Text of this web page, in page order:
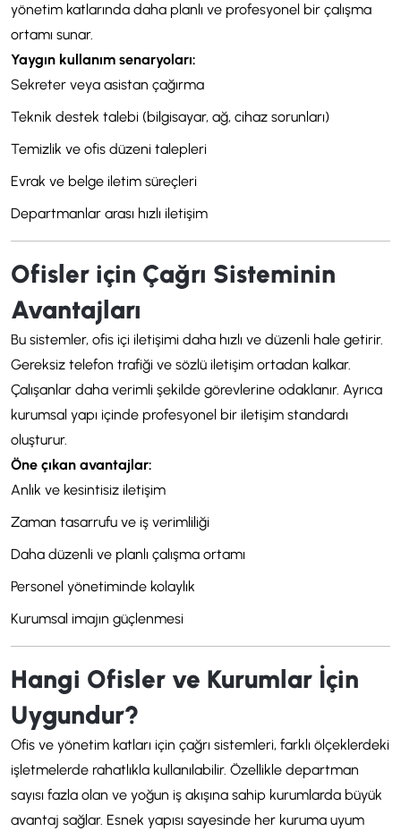
yönetim katlarında daha planlı ve profesyonel bir çalışma
ortamı sunar.
Yaygın kullanım senaryoları:
Sekreter veya asistan çağırma
Teknik destek talebi (bilgisayar, ağ, cihaz sorunları)
Temizlik ve ofis düzeni talepleri
Evrak ve belge iletim süreçleri
Departmanlar arası hızlı iletişim
Ofisler için Çağrı Sisteminin
Avantajları
Bu sistemler, ofis içi iletişimi daha hızlı ve düzenli hale getirir.
Gereksiz telefon trafiği ve sözlü iletişim ortadan kalkar.
Çalışanlar daha verimli şekilde görevlerine odaklanır. Ayrıca
kurumsal yapı içinde profesyonel bir iletişim standardı
oluşturur.
Öne çıkan avantajlar:
Anlık ve kesintisiz iletişim
Zaman tasarrufu ve iş verimliliği
Daha düzenli ve planlı çalışma ortamı
Personel yönetiminde kolaylık
Kurumsal imajın güçlenmesi
Hangi Ofisler ve Kurumlar İçin
Uygundur?
Ofis ve yönetim katları için çağrı sistemleri, farklı ölçeklerdeki
işletmelerde rahatlıkla kullanılabilir. Özellikle departman
sayısı fazla olan ve yoğun iş akışına sahip kurumlarda büyük
avantaj sağlar. Esnek yapısı sayesinde her kuruma uyum